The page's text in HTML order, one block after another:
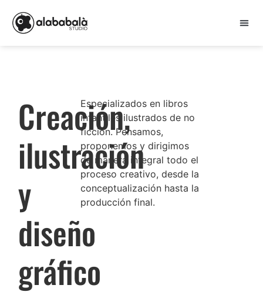
Creación,
ilustración
y
diseño
gráfico
Especializados en libros
infantiles ilustrados de no
ficción. Pensamos,
proponemos y dirigimos
de manera integral todo el
proceso creativo, desde la
conceptualización hasta la
producción final.